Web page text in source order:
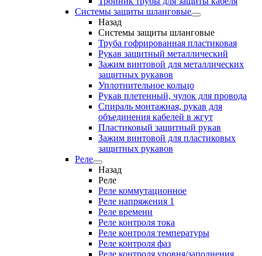
Системы защиты шланговые
Назад
Системы защиты шланговые
Труба гофрированная пластиковая
Рукав защитный металлический
Зажим винтовой для металлических
защитных рукавов
Уплотнительное кольцо
Рукав плетенный, чулок для провода
Спираль монтажная, рукав для
объединения кабелей в жгут
Пластиковый защитный рукав
Зажим винтовой для пластиковых
защитных рукавов
Реле
Назад
Реле
Реле коммутационное
Реле напряжения 1
Реле времени
Реле контроля тока
Реле контроля температуры
Реле контроля фаз
Реле контроля уровня/заполнения